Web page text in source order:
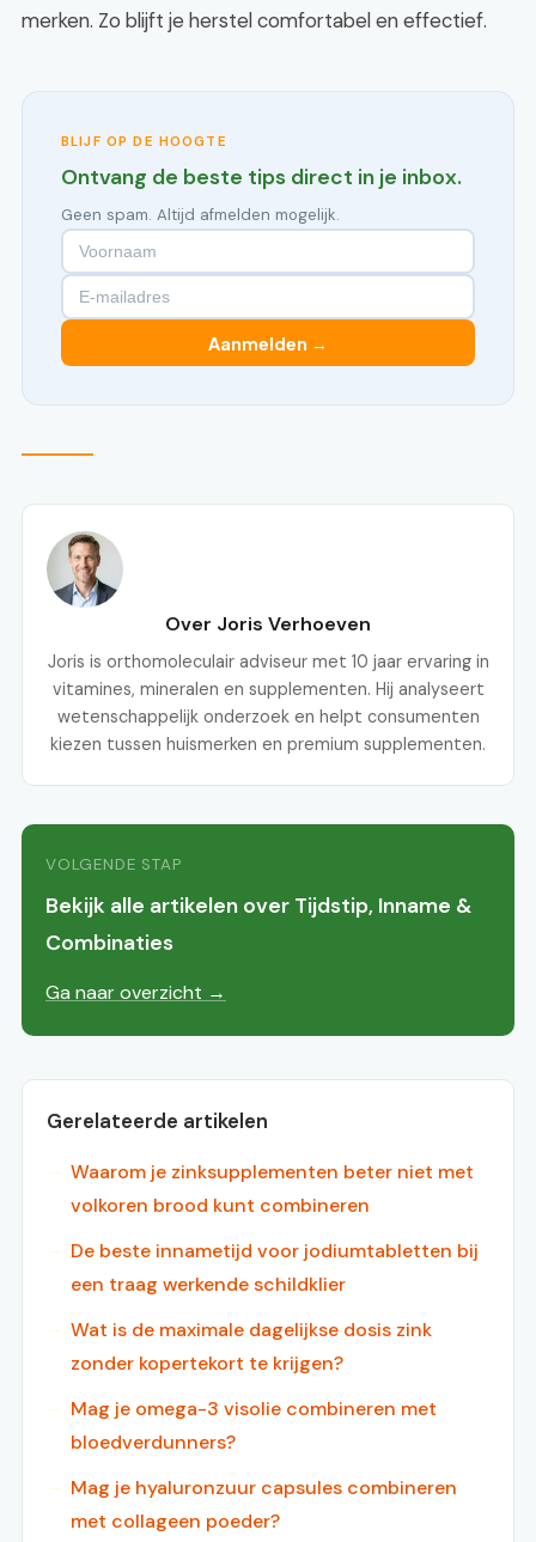
merken. Zo blijft je herstel comfortabel en effectief.
BLIJF OP DE HOOGTE
Ontvang de beste tips direct in je inbox.
Geen spam. Altijd afmelden mogelijk.
Aanmelden →
Over Joris Verhoeven
Joris is orthomoleculair adviseur met 10 jaar ervaring in
vitamines, mineralen en supplementen. Hij analyseert
wetenschappelijk onderzoek en helpt consumenten
kiezen tussen huismerken en premium supplementen.
VOLGENDE STAP
Bekijk alle artikelen over Tijdstip, Inname &
Combinaties
Ga naar overzicht →
Gerelateerde artikelen
Waarom je zinksupplementen beter niet met
volkoren brood kunt combineren
De beste innametijd voor jodiumtabletten bij
een traag werkende schildklier
Wat is de maximale dagelijkse dosis zink
zonder kopertekort te krijgen?
Mag je omega-3 visolie combineren met
bloedverdunners?
Mag je hyaluronzuur capsules combineren
met collageen poeder?